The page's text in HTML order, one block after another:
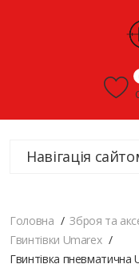
Навігація
Головна Зброя та
Гвинтівки Umarex
Гвинтівка пневматична